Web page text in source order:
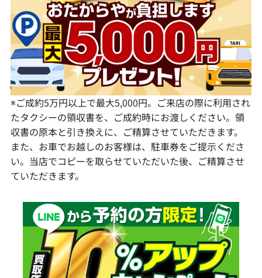
愛知県
和歌山県
長崎県
熊本県
大分県
宮崎県
鹿児島県
※ご成約5万円以上で最大5,000円。ご来店の際に利用され
たタクシーの領収書を、ご成約時にお渡しください。領
収書の原本と引き換えに、ご精算させていただきます。
また、お車でお越しのお客様は、駐車券をご提示くださ
い。当店でコピーを取らせていただいた後、ご精算させ
ていただきます。